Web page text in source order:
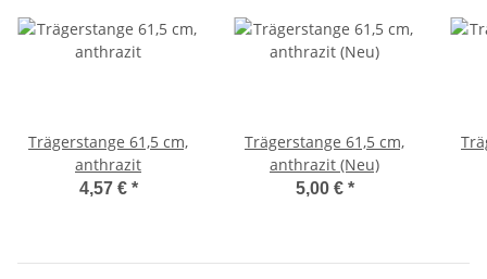
Trägerstange 61,5 cm,
anthrazit
4,57 € *
Trägerstange 61,5 cm,
anthrazit (Neu)
5,00 € *